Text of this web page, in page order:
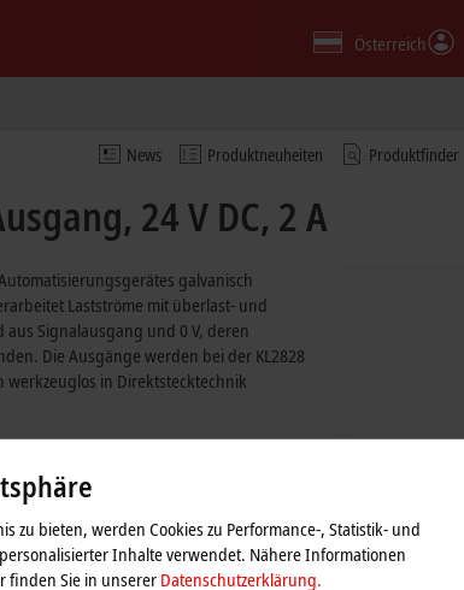
Österreich
News Produktneuheiten Produktfinder
24 V DC, 2 A
galvanisch
Lastströme mit überlast- und
Signalausgang und 0 V, deren
Die Ausgänge werden bei der KL2828
in Direktstecktechnik
zu bieten, werden Cookies zu Performance-, Statistik- und
Inhalte verwendet. Nähere Informationen
finden Sie in unsererDatenschutzerklärung.